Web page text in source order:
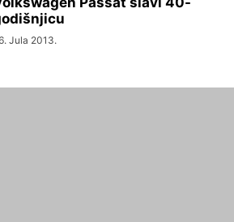
Jula 2013.